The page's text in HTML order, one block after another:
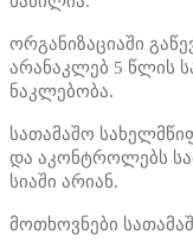
ორგანიზაციაში
არანაკლებ 5 წლის
ნაკლებობა.
სათამაშო
და აკონტროლებს
სიაში არიან.
მოთხოვნები